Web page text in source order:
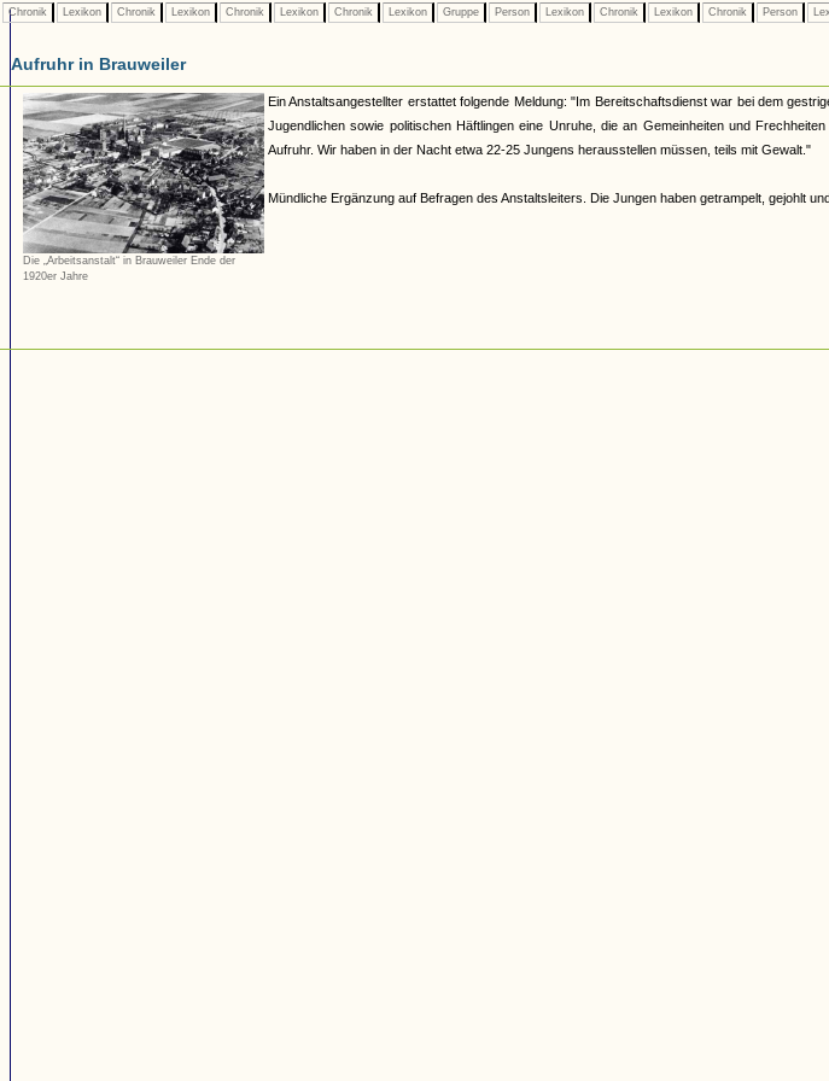
Chronik Lexikon Chronik Lexikon Chronik Lexikon Chronik Lexikon Gruppe Person Lexikon Chronik Lexikon Chronik Person
Aufruhr in Brauweiler
Die „Arbeitsanstalt“ in Brauweiler Ende der
1920er Jahre
Ein Anstaltsangestellter erstattet folgende Meldung: "Im Bereitschaftsdienst war bei dem
Jugendlichen sowie politischen Häftlingen eine Unruhe, die an Gemeinheiten und
Aufruhr. Wir haben in der Nacht etwa 22-25 Jungens herausstellen müssen, teils mit Gewalt."
Mündliche Ergänzung auf Befragen des Anstaltsleiters. Die Jungen haben getrampelt, gejohlt